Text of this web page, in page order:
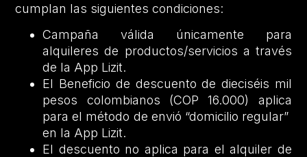
cumplan las siguientes condiciones:
Campaña válida únicamente para
alquileres de productos/servicios a través
de la App Lizit.
El Beneficio de descuento de dieciséis mil
pesos colombianos (COP 16.000) aplica
para el método de envió “domicilio regular”
en la App Lizit.
El descuento no aplica para el alquiler de